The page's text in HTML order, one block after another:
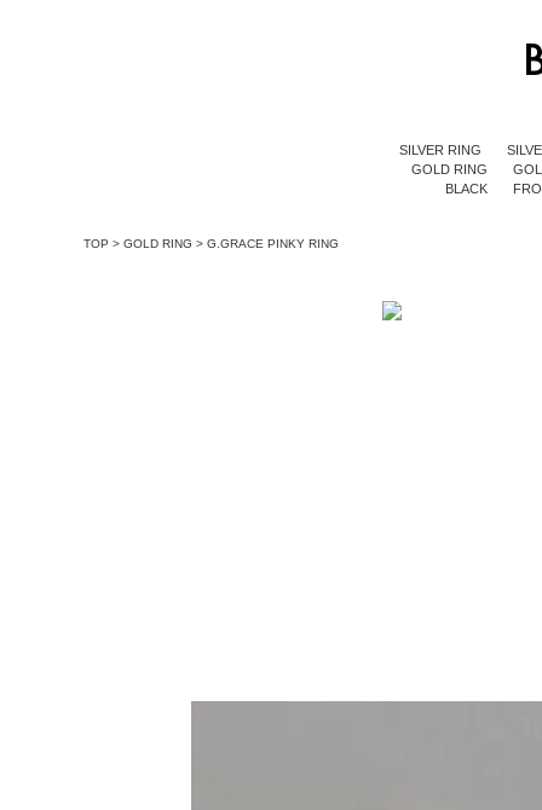
SILVER RING
GOLD RING
BLACK
TOP > GOLD RING > G.GRACE PINKY RING